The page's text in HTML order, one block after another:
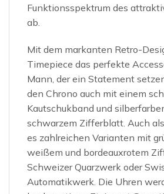
Funktionsspektrum des
ab.
Mit dem markanten Retro-
Timepiece das perfekte
Mann, der ein Statement
den Chrono auch mit einem
Kautschukband und
schwarzem Zifferblatt. Auch
es zahlreichen Varianten mit
weißem und bordeauxrotem
Schweizer Quarzwerk oder
Automatikwerk. Die Uhren